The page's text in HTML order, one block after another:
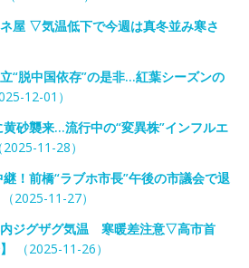
屋 ▽気温低下で今週は真冬並み寒さ
“脱中国依存”の是非…紅葉シーズンの
12-01）
黄砂襲来…流行中の“変異株”インフルエ
2025-11-28）
！前橋“ラブホ市長”午後の市議会で退
（2025-11-27）
内ジグザグ気温 寒暖差注意▽高市首
（2025-11-26）